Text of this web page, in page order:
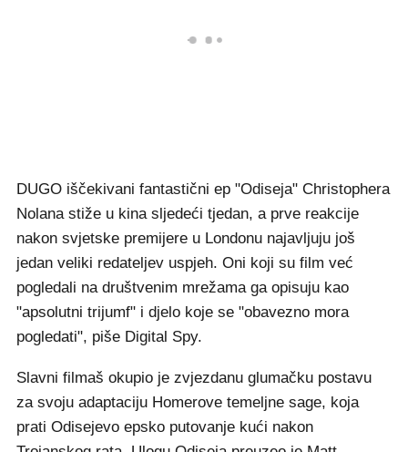
DUGO iščekivani fantastični ep "Odiseja" Christophera
Nolana stiže u kina sljedeći tjedan, a prve reakcije
nakon svjetske premijere u Londonu najavljuju još
jedan veliki redateljev uspjeh. Oni koji su film već
pogledali na društvenim mrežama ga opisuju kao
"apsolutni trijumf" i djelo koje se "obavezno mora
pogledati", piše Digital Spy.
Slavni filmaš okupio je zvjezdanu glumačku postavu
za svoju adaptaciju Homerove temeljne sage, koja
prati Odisejevo epsko putovanje kući nakon